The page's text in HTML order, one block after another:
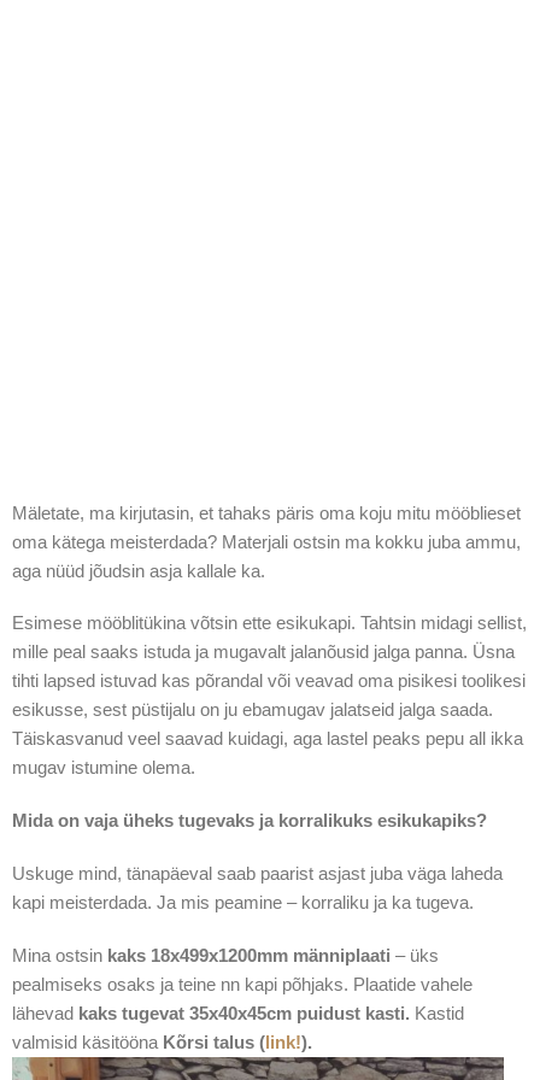
Mäletate, ma kirjutasin, et tahaks päris oma koju mitu mööblieset
oma kätega meisterdada? Materjali ostsin ma kokku juba ammu,
aga nüüd jõudsin asja kallale ka.
Esimese mööblitükina võtsin ette esikukapi. Tahtsin midagi sellist,
mille peal saaks istuda ja mugavalt jalanõusid jalga panna. Üsna
tihti lapsed istuvad kas põrandal või veavad oma pisikesi toolikesi
esikusse, sest püstijalu on ju ebamugav jalatseid jalga saada.
Täiskasvanud veel saavad kuidagi, aga lastel peaks pepu all ikka
mugav istumine olema.
Mida on vaja üheks tugevaks ja korralikuks esikukapiks?
Uskuge mind, tänapäeval saab paarist asjast juba väga laheda
kapi meisterdada. Ja mis peamine – korraliku ja ka tugeva.
Mina ostsin kaks 18x499x1200mm männiplaati – üks
pealmiseks osaks ja teine nn kapi põhjaks. Plaatide vahele
lähevad kaks tugevat 35x40x45cm puidust kasti. Kastid
valmisid käsitööna Kõrsi talus (link!).